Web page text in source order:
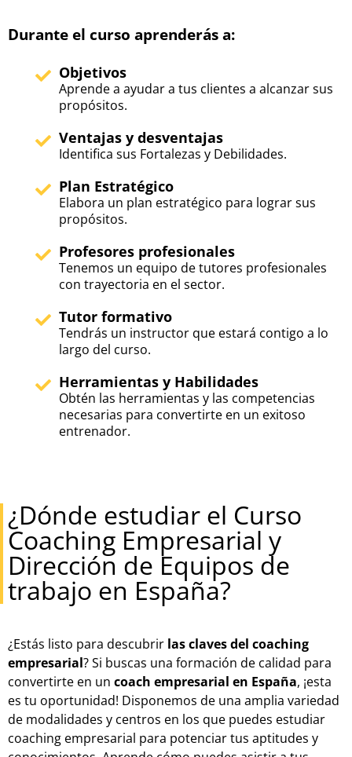
Durante el curso aprenderás a:
Objetivos
Aprende a ayudar a tus clientes a alcanzar sus
propósitos.
Ventajas y desventajas
Identifica sus Fortalezas y Debilidades.
Plan Estratégico
Elabora un plan estratégico para lograr sus
propósitos.
Profesores profesionales
Tenemos un equipo de tutores profesionales
con trayectoria en el sector.
Tutor formativo
Tendrás un instructor que estará contigo a lo
largo del curso.
Herramientas y Habilidades
Obtén las herramientas y las competencias
necesarias para convertirte en un exitoso
entrenador.
¿Dónde estudiar el Curso
Coaching Empresarial y
Dirección de Equipos de
trabajo en España?
¿Estás listo para descubrir las claves del coaching
empresarial? Si buscas una formación de calidad para
convertirte en un coach empresarial en España, ¡esta
es tu oportunidad! Disponemos de una amplia variedad
de modalidades y centros en los que puedes estudiar
coaching empresarial para potenciar tus aptitudes y